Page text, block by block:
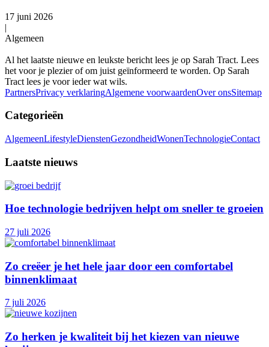
17 juni 2026
|
Algemeen
Al het laatste nieuwe en leukste bericht lees je op Sarah Tract. Lees
het voor je plezier of om juist geïnformeerd te worden. Op Sarah
Tract lees je voor ieder wat wils.
PartnersPrivacy verklaringAlgemene voorwaardenOver onsSitemap
Categorieën
AlgemeenLifestyleDienstenGezondheidWonenTechnologieContact
Laatste nieuws
Hoe technologie bedrijven helpt om sneller te groeien
27 juli 2026
Zo creëer je het hele jaar door een comfortabel
binnenklimaat
7 juli 2026
Zo herken je kwaliteit bij het kiezen van nieuwe